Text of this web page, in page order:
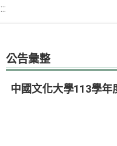
:::
公告彙整
中國文化大學113學